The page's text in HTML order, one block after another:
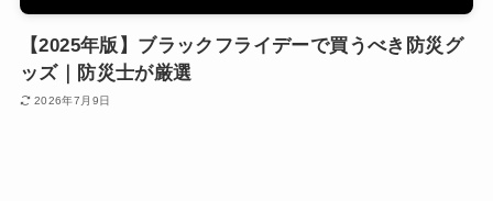
【2025年版】ブラックフライデーで買うべき防災グ
ッズ｜防災士が厳選
2026年7月9日